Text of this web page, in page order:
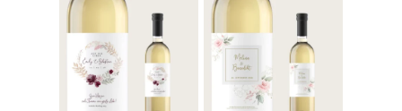
Dieses
weist
mehrere
Varianten
Dieses
weist
mehrere
Varianten